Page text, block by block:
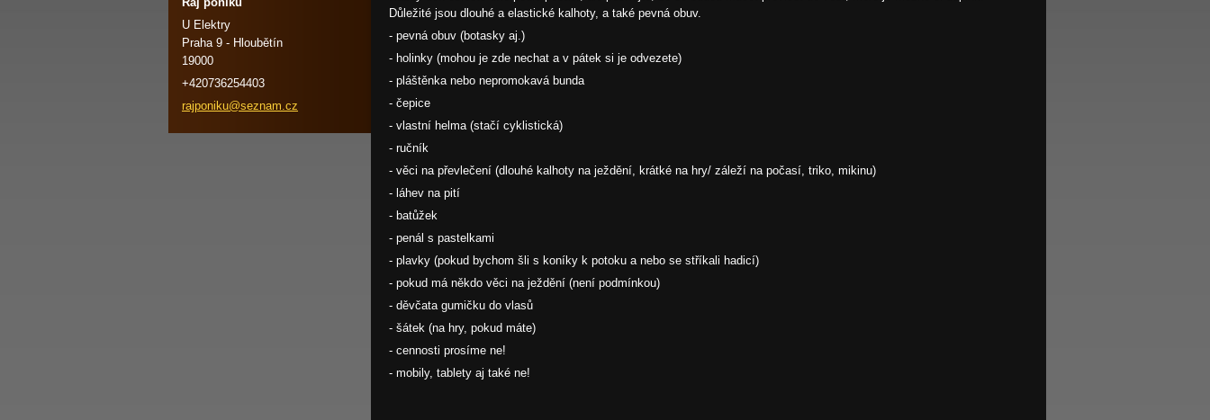
Důležité jsou dlouhé a elastické kalhoty, a také pevná obuv.
- pevná obuv (botasky aj.)
- holinky (mohou je zde nechat a v pátek si je odvezete)
- pláštěnka nebo nepromokavá bunda
- čepice
- vlastní helma (stačí cyklistická)
- ručník
- věci na převlečení (dlouhé kalhoty na ježdění, krátké na hry/ záleží na počasí, triko, mikinu)
- láhev na pití
- batůžek
- penál s pastelkami
- plavky (pokud bychom šli s koníky k potoku a nebo se stříkali hadicí)
- pokud má někdo věci na ježdění (není podmínkou)
- děvčata gumičku do vlasů
- šátek (na hry, pokud máte)
- cennosti prosíme ne!
- mobily, tablety aj také ne!
U Elektry
Praha 9 - Hloubětín
19000
+420736254403
rajponiku@seznam.cz